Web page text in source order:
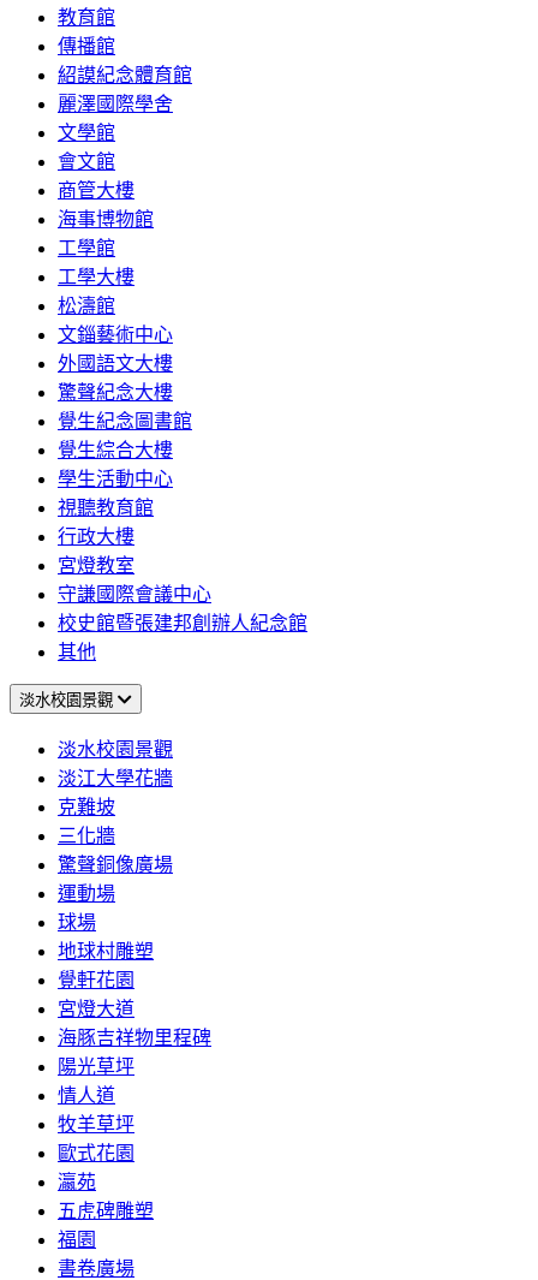
教育館
傳播館
紹謨紀念體育館
麗澤國際學舍
文學館
會文館
商管大樓
海事博物館
工學館
工學大樓
松濤館
文錙藝術中心
外國語文大樓
驚聲紀念大樓
覺生紀念圖書館
覺生綜合大樓
學生活動中心
視聽教育館
行政大樓
宮燈教室
守謙國際會議中心
校史館暨張建邦創辦人紀念館
其他
淡水校園景觀
淡水校園景觀
淡江大學花牆
克難坡
三化牆
驚聲銅像廣場
運動場
球場
地球村雕塑
覺軒花園
宮燈大道
海豚吉祥物里程碑
陽光草坪
情人道
牧羊草坪
歐式花園
瀛苑
五虎碑雕塑
福園
書卷廣場